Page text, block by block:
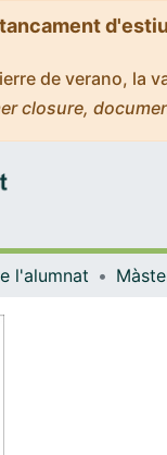
de verano, la
closure,
l'alumnat